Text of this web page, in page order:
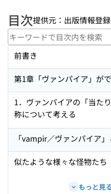
目次提供元：出版情報登録
前書き
第1章「ヴァンパイア」が
1．ヴァンパイアの「当た
称について考える
「vampir／ヴァンパイア
似たような様々な怪物たち
もっと見